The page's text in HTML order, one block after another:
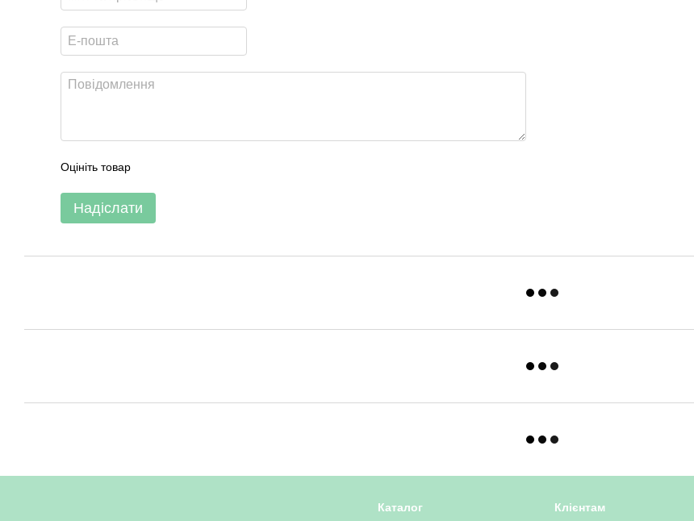
Оцініть товар
Надіслати
Каталог Клієнтам